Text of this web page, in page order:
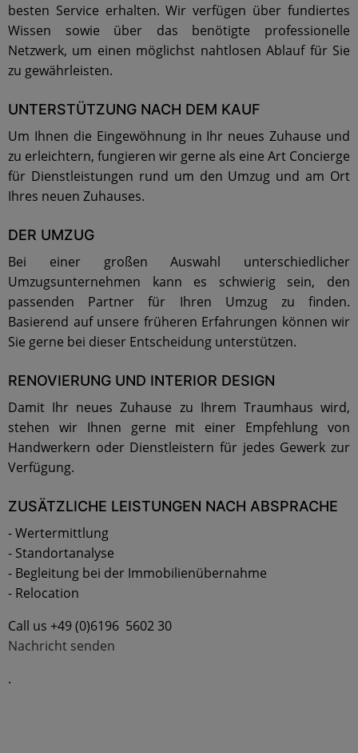
besten Service erhalten. Wir verfügen über fundiertes
Wissen sowie über das benötigte professionelle
Netzwerk, um einen möglichst nahtlosen Ablauf für Sie
zu gewährleisten.
UNTERSTÜTZUNG NACH DEM KAUF
Um Ihnen die Eingewöhnung in Ihr neues Zuhause und
zu erleichtern, fungieren wir gerne als eine Art Concierge
für Dienstleistungen rund um den Umzug und am Ort
Ihres neuen Zuhauses.
DER UMZUG
Bei einer großen Auswahl unterschiedlicher
Umzugsunternehmen kann es schwierig sein, den
passenden Partner für Ihren Umzug zu finden.
Basierend auf unsere früheren Erfahrungen können wir
Sie gerne bei dieser Entscheidung unterstützen.
RENOVIERUNG UND INTERIOR DESIGN
Damit Ihr neues Zuhause zu Ihrem Traumhaus wird,
stehen wir Ihnen gerne mit einer Empfehlung von
Handwerkern oder Dienstleistern für jedes Gewerk zur
Verfügung.
ZUSÄTZLICHE LEISTUNGEN NACH ABSPRACHE
- Wertermittlung
- Standortanalyse
- Begleitung bei der Immobilienübernahme
- Relocation
Call us +49 (0)6196 5602 30
Nachricht senden
.